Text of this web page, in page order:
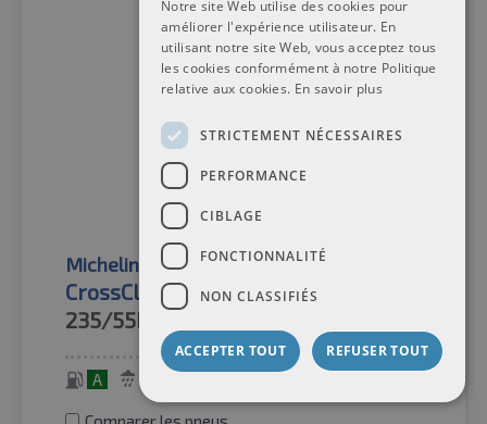
Michelin Pneus toutes saisons
CrossClimate 2 XL VOL 3PMSF
235/55R18
A
Notre site Web utilise des cookies pour
améliorer l'expérience utilisateur. En
utilisant notre site Web, vous acceptez tous
les cookies conformément à notre Politique
relative aux cookies. En savoir plus
STRICTEMENT NÉCESSAIRES
PERFORMANCE
CIBLAGE
FONCTIONNALITÉ
NON CLASSIFIÉS
ACCEPTER TOUT REFUSER TOUT